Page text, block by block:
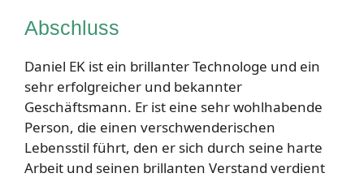
Abschluss
Daniel EK ist ein brillanter Technologe und ein
sehr erfolgreicher und bekannter
Geschäftsmann. Er ist eine sehr wohlhabende
Person, die einen verschwenderischen
Lebensstil führt, den er sich durch seine harte
Arbeit und seinen brillanten Verstand verdient